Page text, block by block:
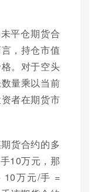
平仓期货合
，持仓市值
。对于空头
量乘以当前
者在期货市
货合约的多
10万元，那
10万元/手 =